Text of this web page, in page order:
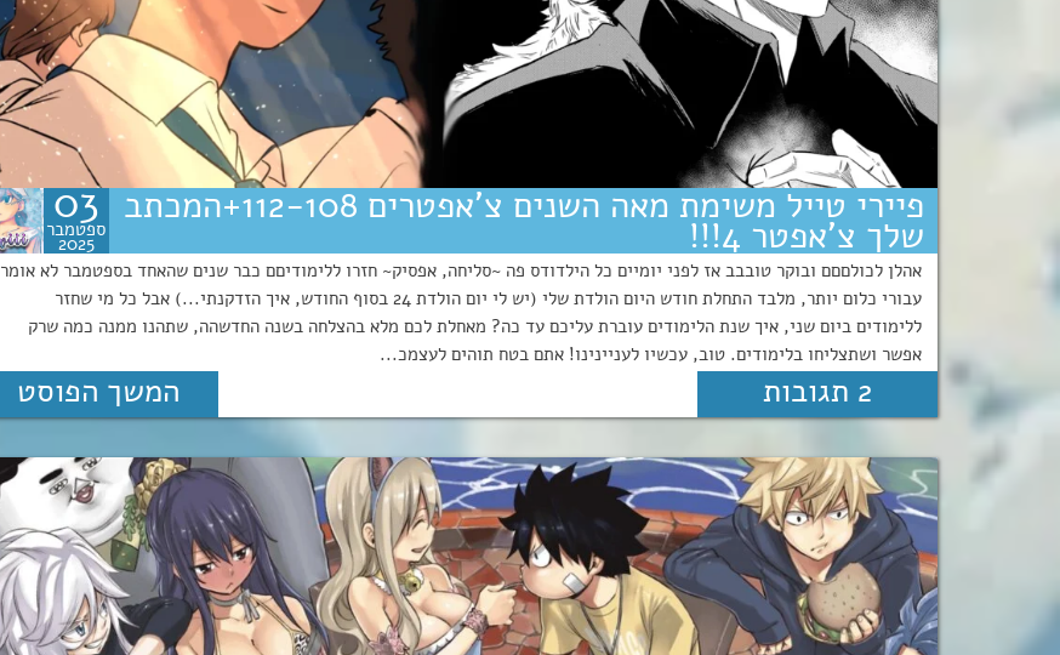
פיירי טייל משימת מאה השנים צ’אפטרים 112-108+המכתב
שלך צ’אפטר 4!!!
03
ספטמבר
2025
אהלן לכולםםם ובוקר טובבב אז לפני יומיים כל הילדודס פה ~סליחה, אפסיק~ חזרו ללימודיםם כבר שנים שהאחד בספטמבר לא אומר
עבורי כלום יותר, מלבד התחלת חודש היום הולדת שלי (יש לי יום הולדת 24 בסוף החודש, איך הזדקנתי...) אבל כל מי שחזר
ללימודים ביום שני, איך שנת הלימודים עוברת עליכם עד כה? מאחלת לכם מלא בהצלחה בשנה החדשהה, שתהנו ממנה כמה שרק
אפשר ושתצליחו בלימודים. טוב, עכשיו לעניינינו! אתם בטח תוהים לעצמכ...
2 תגובות המשך הפוסט